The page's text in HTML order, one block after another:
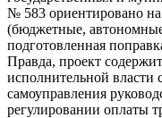
№ 583 ориентировано
(бюджетные,
подготовленная
Правда, проект
исполнительной власти
самоуправления
регулировании оплаты